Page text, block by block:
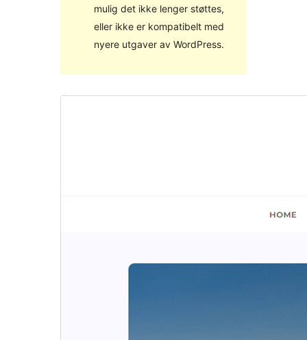
mulig det ikke lenger støttes,
eller ikke er kompatibelt med
nyere utgaver av WordPress.